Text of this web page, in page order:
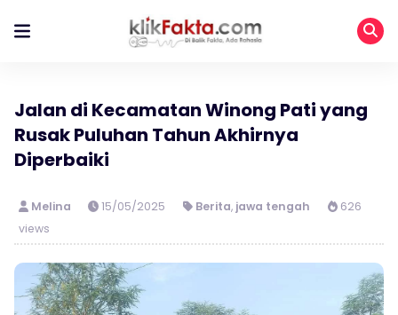
Jalan di Kecamatan Winong Pati yang
Rusak Puluhan Tahun Akhirnya
Diperbaiki
Melina 15/05/2025 Berita, jawa tengah
626
views